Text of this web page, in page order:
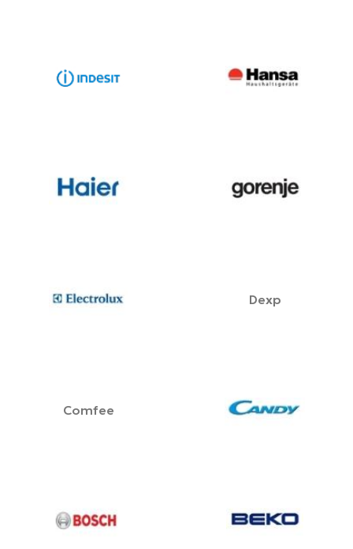
Dexp
Comfee